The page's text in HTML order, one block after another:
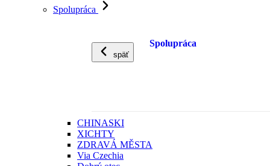
Spolupráca
späť
Spolupráca
CHINASKI
XICHTY
ZDRAVÁ MĚSTA
Via Czechia